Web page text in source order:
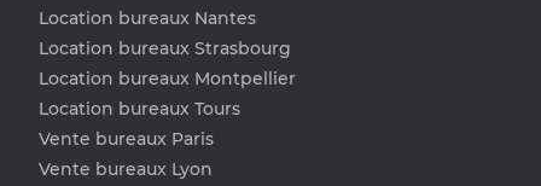
Location bureaux Nantes
Location bureaux Strasbourg
Location bureaux Montpellier
Location bureaux Tours
Vente bureaux Paris
Vente bureaux Lyon